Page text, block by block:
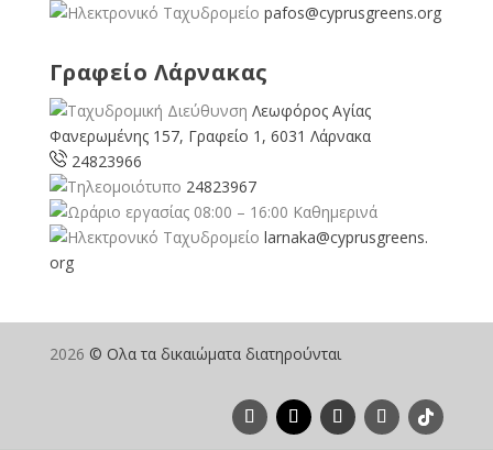
pafos@cyprusgreens.org
Γραφείο Λάρνακας
Λεωφόρος Αγίας
Φανερωμένης 157, Γραφείο 1, 6031 Λάρνακα
24823966
24823967
08:00 – 16:00 Καθημερινά
larnaka@cyprusgreens.
org
2026 © Ολα τα δικαιώματα διατηρούνται